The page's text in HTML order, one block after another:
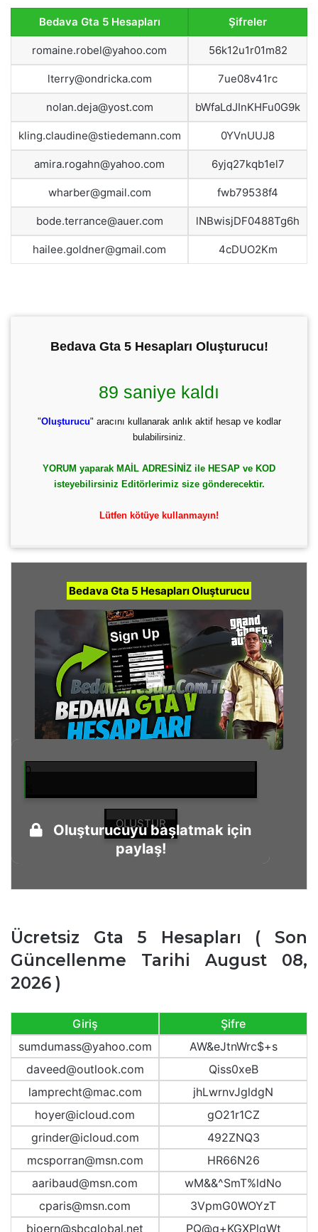
Bedava Gta 5 Hesapları Şifreler
romaine.robel@yahoo.com 56k12u1r01m82
lterry@ondricka.com 7ue08v41rc
nolan.deja@yost.com bWfaLdJInKHFu0G9k
kling.claudine@stiedemann.com 0YVnUUJ8
amira.rogahn@yahoo.com 6yjq27kqb1el7
wharber@gmail.com fwb79538f4
bode.terrance@auer.com lNBwisjDF0488Tg6h
hailee.goldner@gmail.com 4cDUO2Km
Bedava Gta 5 Hesapları Oluşturucu!
88 saniye kaldı
"Oluşturucu" aracını kullanarak anlık aktif hesap ve kodlar
bulabilirsiniz.
YORUM yaparak MAİL ADRESİNİZ ile HESAP ve KOD
isteyebilirsiniz Editörlerimiz size gönderecektir.
Lütfen kötüye kullanmayın!
Bedava Gta 5 Hesapları Oluşturucu
0
OLUŞTUR
Oluşturucuyu başlatmak için
paylaş!
Ücretsiz Gta 5 Hesapları ( Son
Güncellenme Tarihi August 08,
2026 )
Giriş
Şifre
sumdumass@yahoo.com
AW&eJtnWrc$+s
daveed@outlook.com
Qiss0xeB
lamprecht@mac.com
jhLwrnvJgldgN
hoyer@icloud.com
gO21r1CZ
grinder@icloud.com
492ZNQ3
mcsporran@msn.com
HR66N26
aaribaud@msn.com
wM&&^SmT%ldNo
cparis@msn.com
3VpmG0WOYzT
bjoern@sbcglobal.net
PQ@g+KGXPlqWt